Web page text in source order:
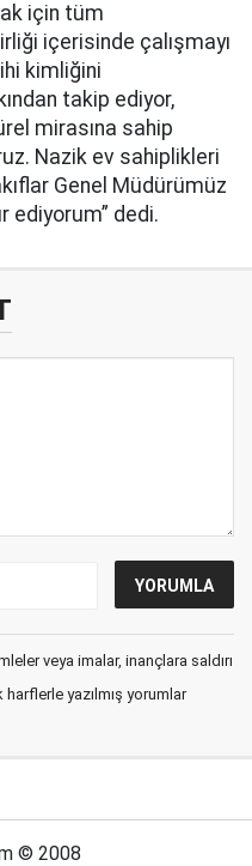
için tüm
içerisinde çalışmayı
kimliğini
takip ediyor,
mirasına sahip
Nazik ev sahiplikleri
Genel Müdürümüz
ediyorum” dedi.
veya imalar, inançlara saldırı
yazılmış yorumlar
© 2008